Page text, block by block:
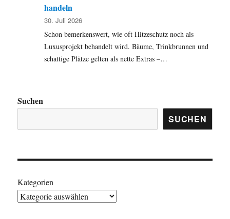
handeln
30. Juli 2026
Schon bemerkenswert, wie oft Hitzeschutz noch als
Luxusprojekt behandelt wird. Bäume, Trinkbrunnen und
schattige Plätze gelten als nette Extras –…
Suchen
SUCHEN
Kategorien